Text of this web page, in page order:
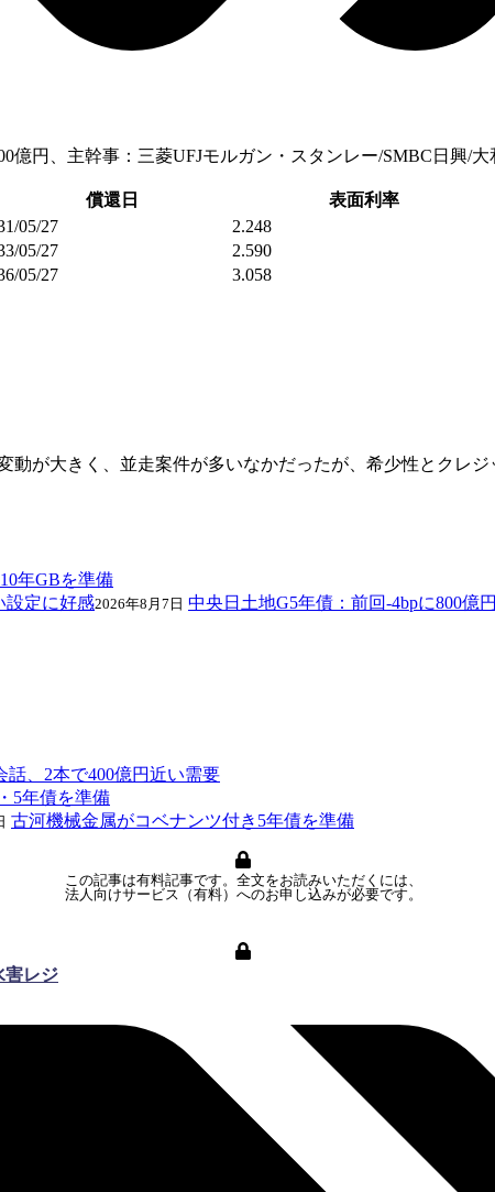
円、主幹事：三菱UFJモルガン・スタンレー/SMBC日興/
償還日 表面利率
05/27 2.248
05/27 2.590
05/27 3.058
が大きく、並走案件が多いなかだったが、希少性とクレ
年GBを準備
2026年8月7日 中央日土地G5年債：前回-4bpに800億
話、2本で400億円近い需要
5年債を準備
古河機械金属がコベナンツ付き5年債を準備
この記事は有料記事です。全文をお読みいただくには、
法人向けサービス（有料）へのお申し込みが必要です。
害レジ